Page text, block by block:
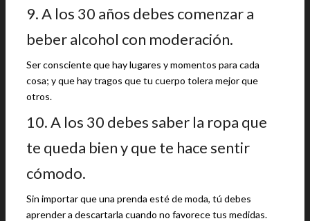
9. A los 30 años debes comenzar a
beber alcohol con moderación.
Ser consciente que hay lugares y momentos para cada
cosa; y que hay tragos que tu cuerpo tolera mejor que
otros.
10. A los 30 debes saber la ropa que
te queda bien y que te hace sentir
cómodo.
Sin importar que una prenda esté de moda, tú debes
aprender a descartarla cuando no favorece tus medidas.